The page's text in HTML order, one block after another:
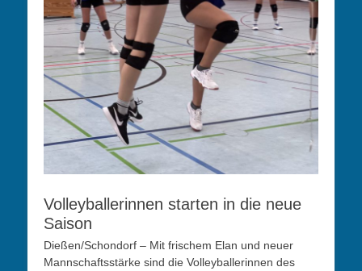
Volleyballerinnen starten in die neue
Saison
Dießen/Schondorf – Mit frischem Elan und neuer
Mannschaftsstärke sind die Volleyballerinnen des